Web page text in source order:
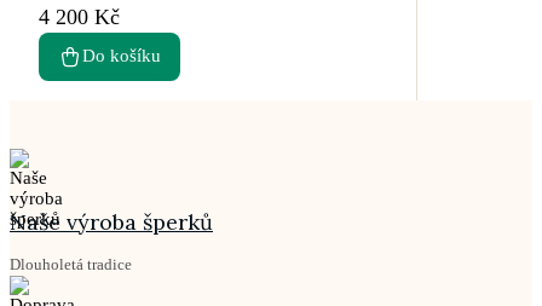
4 200 Kč
Do košíku
Naše výroba šperků
Dlouholetá tradice